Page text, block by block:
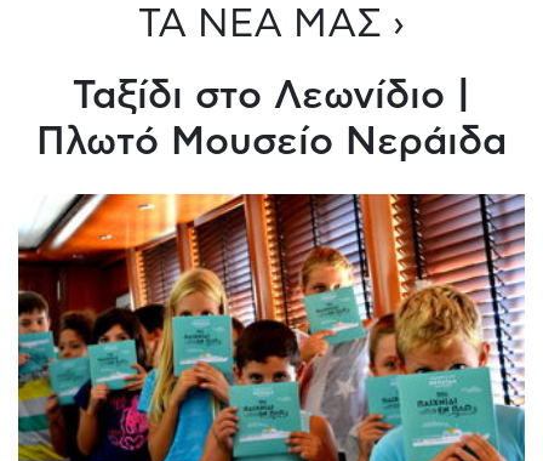
ΤΑ ΝΕΑ ΜΑΣ ›
Ταξίδι στο Λεωνίδιο |
Πλωτό Μουσείο Νεράιδα